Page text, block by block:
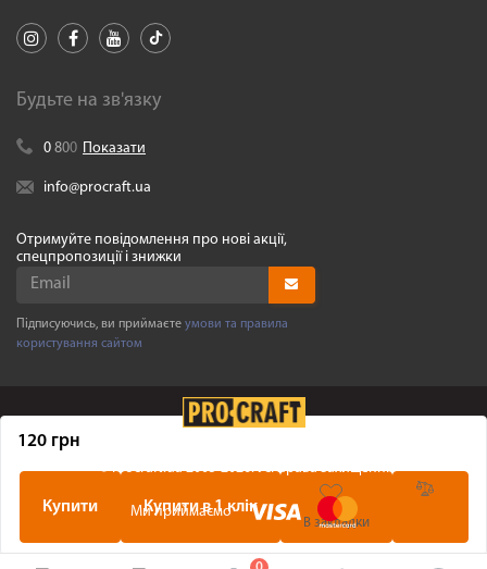
120 грн
Купити Купити в 1 клік
В закладки
Будьте на зв'язку
0 800 Показати
info@procraft.ua
Отримуйте повідомлення про нові акції,
спецпропозиції і знижки
Підписуючись, ви приймаєте умови та правила
користування сайтом
©Procraft.ua2005-2026. Усі права захищенні
Ми приймаємо